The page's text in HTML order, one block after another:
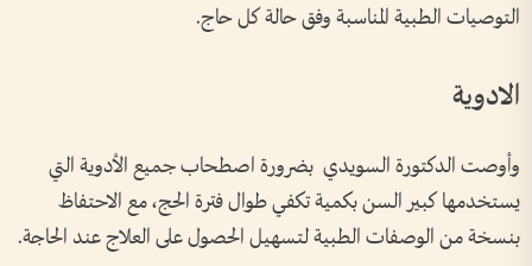
التوصيات الطبية المناسبة وفق حالة كل حاج.
الادوية
وأوصت الدكتورة السويدي بضرورة اصطحاب جميع الأدوية التي
يستخدمها كبير السن بكمية تكفي طوال فترة الحج، مع الاحتفاظ
بنسخة من الوصفات الطبية لتسهيل الحصول على العلاج عند الحاجة.